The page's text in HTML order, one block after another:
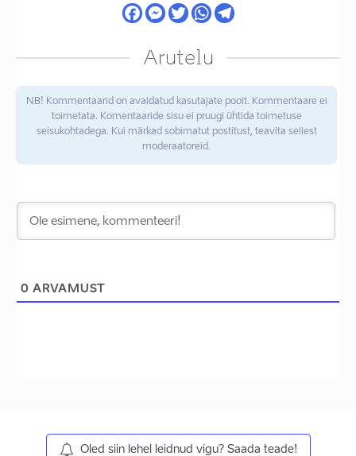
Arutelu
NB! Kommentaarid on avaldatud kasutajate poolt. Kommentaare ei
toimetata. Komentaaride sisu ei pruugi ühtida toimetuse
seisukohtadega. Kui märkad sobimatut postitust, teavita sellest
moderaatoreid.
0 ARVAMUST
Oled siin lehel leidnud vigu? Saada teade!